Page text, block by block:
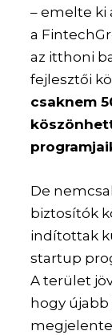
– emelte ki
a
az itthoni
fejlesztői
csaknem
De
biztosítók
indítottak
startup
A terület
hogy